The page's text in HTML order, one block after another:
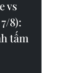
vs
8):
tấm